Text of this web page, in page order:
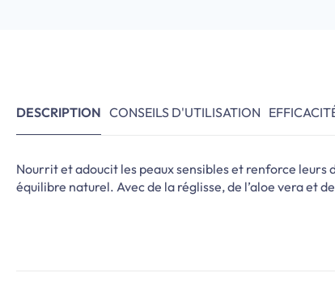
DESCRIPTION CONSEILS D'UTILISATION
Nourrit et adoucit les peaux sensibles et renforce leurs
équilibre naturel. Avec de la réglisse, de l’aloe vera et